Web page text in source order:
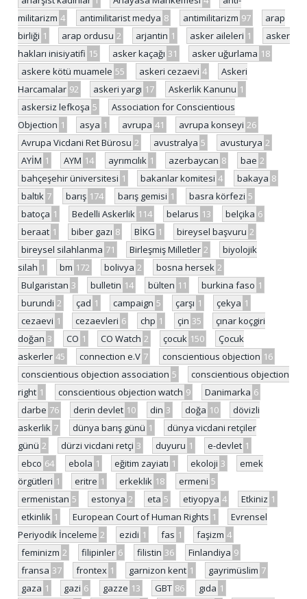
militarizm 4 antimilitarist medya 8 antimilitarizm 97
arap
birliği 1 arap ordusu 2 arjantin 1 asker aileleri 1
asker
hakları inisiyatifi 15 asker kaçağı 31 asker uğurlama 18
askere kötü muamele 55 askeri cezaevi 4
Askeri
Harcamalar 92 askeri yargı 17 Askerlik Kanunu 1
askersiz lefkoşa 5
Association for Conscientious
Objection 1 asya 1 avrupa 41 avrupa konseyi 26
Avrupa Vicdani Ret Bürosu 2 avustralya 5 avusturya 2
AYİM 1 AYM 14 ayrımcılık 1 azerbaycan 8 bae 2
bahçeşehir üniversitesi 1 bakanlar komitesi 4 bakaya 8
baltık 7 barış 174 barış gemisi 1 basra körfezi 5
batoça 1 Bedelli Askerlik 114 belarus 13 belçika 6
beraat 1 biber gazı 8 BİKG 1 bireysel başvuru 2
bireysel silahlanma 71 Birleşmiş Milletler 2
biyolojik
silah 1 bm 172 bolivya 2 bosna hersek 2
Bulgaristan 3 bulletin 14 bülten 11 burkina faso 1
burundi 2 çad 1 campaign 5 çarşı 1 çekya 1
cezaevi 1 cezaevleri 6 chp 1 çin 35
çınar koçgiri
doğan 3 CO 1 CO Watch 2 çocuk 150
Çocuk
askerler 45 connection e.V 7 conscientious objection 16
conscientious objection association 5
conscientious objection
right 1 conscientious objection watch 9 Danimarka 6
darbe 76 derin devlet 10 din 3 doğa 10
dövizli
askerlik 7 dünya barış günü 1
dünya vicdani retçiler
günü 2 dürzi vicdani retçi 3 duyuru 1 e-devlet 1
ebco 64 ebola 1 eğitim zayiatı 1 ekoloji 3
emek
örgütleri 1 eritre 1 erkeklik 18 ermeni 5
ermenistan 5 estonya 2 eta 5 etiyopya 4 Etkiniz 1
etkinlik 1 European Court of Human Rights 1
Evrensel
Periyodik İnceleme 2 ezidi 1 fas 1 faşizm 4
feminizm 2 filipinler 6 filistin 36 Finlandiya 9
fransa 37 frontex 1 garnizon kent 1 gayrimüslim 7
gaza 1 gazi 6 gazze 13 GBT 86 gıda 1